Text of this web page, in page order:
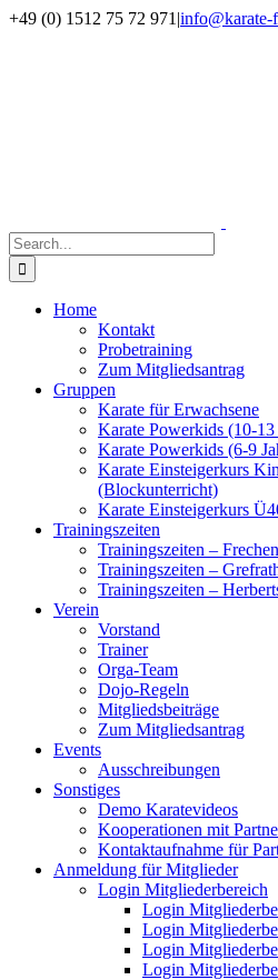
Skip
Facebook
Instagram
+49 (0) 1512 75 72 971 |info@karate-
Search
for:
Home
Kontakt
Probetraining
Zum Mitgliedsantrag
Gruppen
Karate für Erwachsene
Karate Powerkids (10-13
Karate Powerkids (6-9
Karate Einsteigerkurs
(Blockunterricht)
Karate Einsteigerkurs
Trainingszeiten
Trainingszeiten – Frechen
Trainingszeiten –
Trainingszeiten –
Verein
Vorstand
Trainer
Orga-Team
Dojo-Regeln
Mitgliedsbeiträge
Zum Mitgliedsantrag
Events
Ausschreibungen
Sonstiges
Demo Karatevideos
Kooperationen mit
Kontaktaufnahme für
Anmeldung für Mitglieder
Login Mitgliederbereich
Login
Login
Login
Login